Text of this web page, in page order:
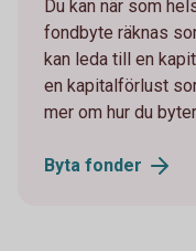
Du kan när som
fondbyte räknas
kan leda till en
en kapitalförlust
mer om hur du
Byta fonder